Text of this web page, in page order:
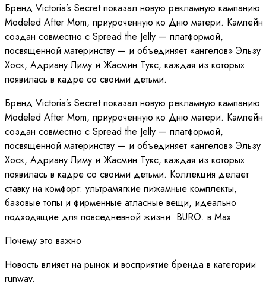
Бренд Victoria’s Secret показал новую рекламную кампанию
Modeled After Mom, приуроченную ко Дню матери. Кампейн
создан совместно с Spread the Jelly — платформой,
посвященной материнству — и объединяет «ангелов» Эльзу
Хоск, Адриану Лиму и Жасмин Тукс, каждая из которых
появилась в кадре со своими детьми.
Бренд Victoria’s Secret показал новую рекламную кампанию
Modeled After Mom, приуроченную ко Дню матери. Кампейн
создан совместно с Spread the Jelly — платформой,
посвященной материнству — и объединяет «ангелов» Эльзу
Хоск, Адриану Лиму и Жасмин Тукс, каждая из которых
появилась в кадре со своими детьми. Коллекция делает
ставку на комфорт: ультрамягкие пижамные комплекты,
базовые топы и фирменные атласные вещи, идеально
подходящие для повседневной жизни. BURO. в Мах
Почему это важно
Новость влияет на рынок и восприятие бренда в категории
runway.